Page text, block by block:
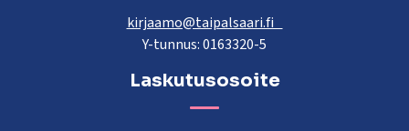
kirjaamo@taipalsaari.fi
Y-tunnus: 0163320-5
Laskutusosoite